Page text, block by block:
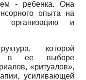
- ребенка. Она
опыта на
организацию и
которой
в ее выборе
«ритуалов»,
усиливающей